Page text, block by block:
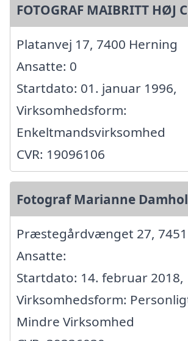
FOTOGRAF MAIBRITT HØJ
Platanvej 17, 7400 Herning
Ansatte: 0
Startdato: 01. januar 1996,
Virksomhedsform:
Enkeltmandsvirksomhed
CVR: 19096106
Fotograf Marianne
Præstegårdvænget 27, 7451
Ansatte:
Startdato: 14. februar 2018,
Virksomhedsform:
Mindre Virksomhed